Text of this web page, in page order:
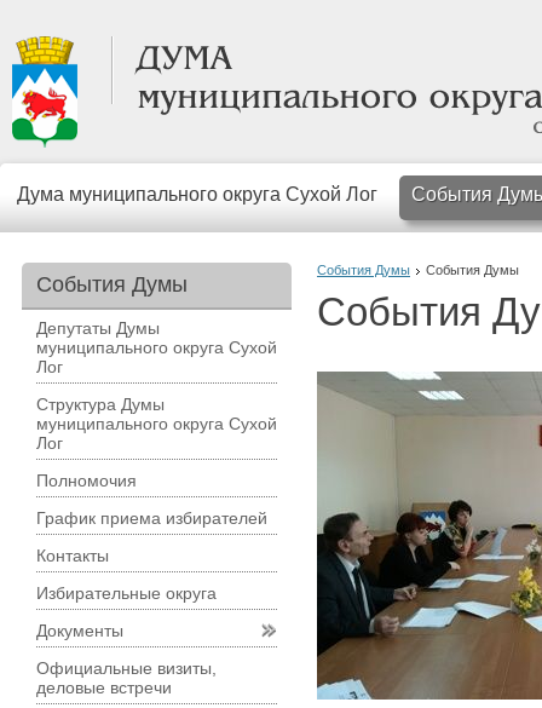
Дума муниципального округа Сухой Лог События
События Думы События Думы
События
События Думы
Депутаты Думы
муниципального округа Сухой
Лог
Структура Думы
муниципального округа Сухой
Лог
Полномочия
График приема избирателей
Контакты
Избирательные округа
Документы
Официальные визиты,
деловые встречи